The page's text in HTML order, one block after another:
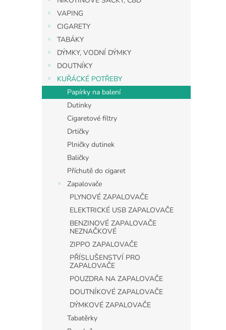
VAPING
CIGARETY
TABÁKY
DÝMKY, VODNÍ DÝMKY
DOUTNÍKY
KUŘÁCKÉ POTŘEBY
Papírky na balení
Dutinky
Cigaretové filtry
Drtičky
Plničky dutinek
Baličky
Příchutě do cigaret
Zapalovače
PLYNOVÉ ZAPALOVAČE
ELEKTRICKÉ USB ZAPALOVAČE
BENZINOVÉ ZAPALOVAČE
NEZNAČKOVÉ
ZIPPO ZAPALOVAČE
PŘÍSLUŠENSTVÍ PRO
ZAPALOVAČE
POUZDRA NA ZAPALOVAČE
DOUTNÍKOVÉ ZAPALOVAČE
DÝMKOVÉ ZAPALOVAČE
Tabatěrky